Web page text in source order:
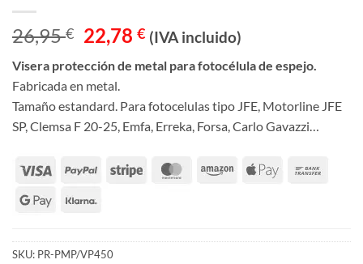
26,95€ El
precio
original
era:
26,95 €.
22,78€El
actual
22,78 €.
(IVA incluido)
Visera protección de metal para fotocélula de espejo.
Fabricada en metal.
Tamaño estandard. Para fotocelulas tipo JFE, Motorline JFE
SP, Clemsa F 20-25, Emfa, Erreka, Forsa, Carlo Gavazzi…
SKU: PR-PMP/VP450